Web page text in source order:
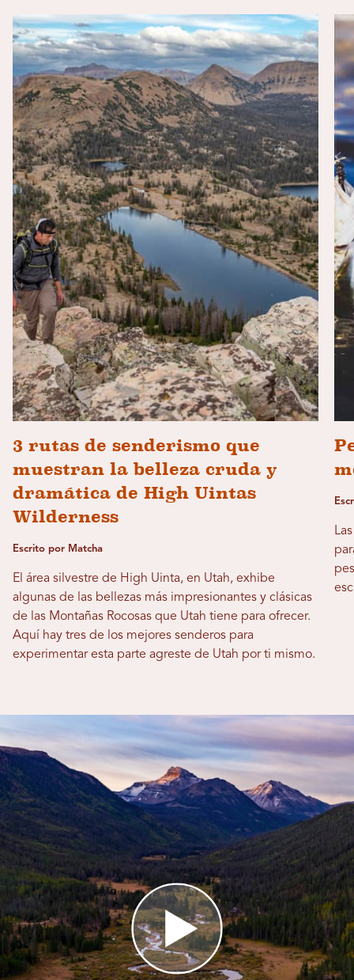
3 rutas de senderismo que
muestran la belleza cruda y
dramática de High Uintas
Wilderness
Escrito por Matcha
El área silvestre de High Uinta, en Utah, exhibe
algunas de las bellezas más impresionantes y clásicas
de las Montañas Rocosas que Utah tiene para ofrecer.
Aquí hay tres de los mejores senderos para
experimentar esta parte agreste de Utah por ti mismo.